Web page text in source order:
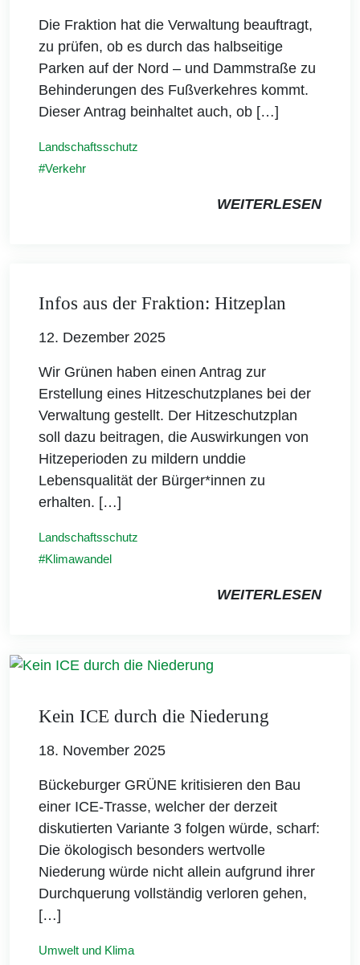
Die Fraktion hat die Verwaltung beauftragt,
zu prüfen, ob es durch das halbseitige
Parken auf der Nord – und Dammstraße zu
Behinderungen des Fußverkehres kommt.
Dieser Antrag beinhaltet auch, ob […]
Landschaftsschutz
Verkehr
WEITERLESEN
Infos aus der Fraktion: Hitzeplan
12. Dezember 2025
Wir Grünen haben einen Antrag zur
Erstellung eines Hitzeschutzplanes bei der
Verwaltung gestellt. Der Hitzeschutzplan
soll dazu beitragen, die Auswirkungen von
Hitzeperioden zu mildern unddie
Lebensqualität der Bürger*innen zu
erhalten. […]
Landschaftsschutz
Klimawandel
WEITERLESEN
Kein ICE durch die Niederung
18. November 2025
Bückeburger GRÜNE kritisieren den Bau
einer ICE-Trasse, welcher der derzeit
diskutierten Variante 3 folgen würde, scharf:
Die ökologisch besonders wertvolle
Niederung würde nicht allein aufgrund ihrer
Durchquerung vollständig verloren gehen,
[…]
Umwelt und Klima